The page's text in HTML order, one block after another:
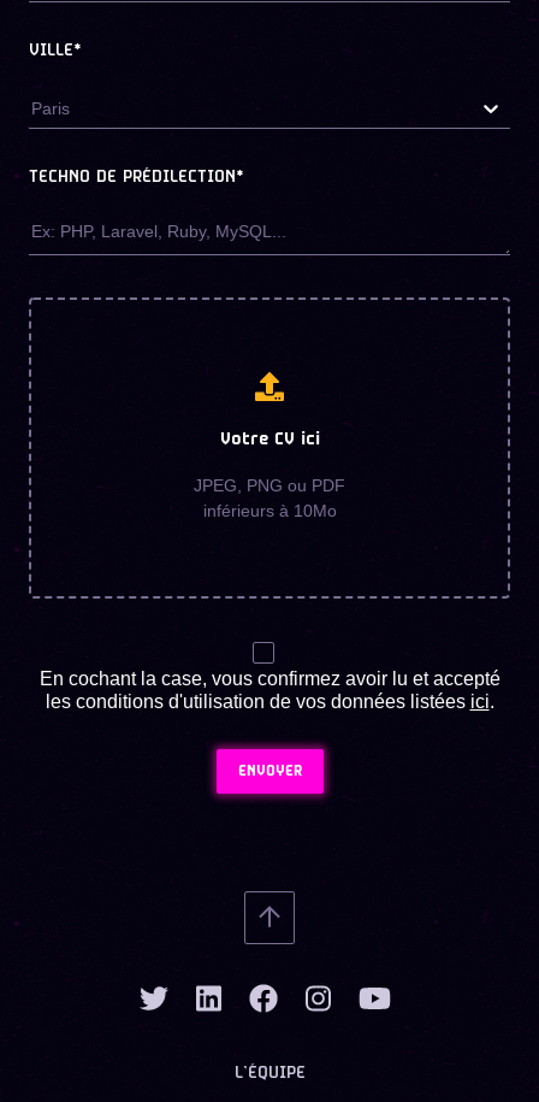
VILLE*
Paris
TECHNO DE PRÉDILECTION*
Votre CV ici
JPEG, PNG ou PDF
inférieurs à 10Mo
En cochant la case, vous confirmez avoir lu et accepté
les conditions d'utilisation de vos données listées ici.
ENVOYER
L’ÉQUIPE